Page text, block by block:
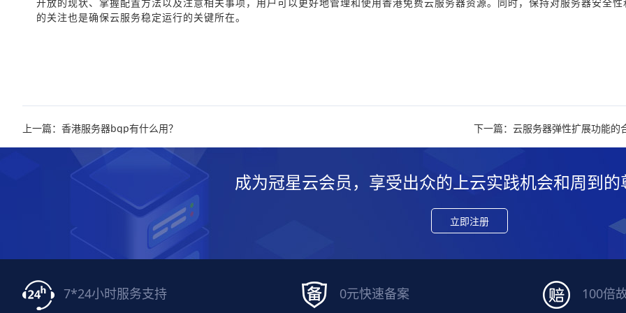
的关注也是确保云服务稳定运行的关键所在。
上一篇：香港服务器bgp有什么用？ 下一篇：云服务器弹性扩展功能的
成为冠星云会员，享受出众的上云实践机会和周到
立即注册
7*24小时服务支持 0元快速备案 100倍